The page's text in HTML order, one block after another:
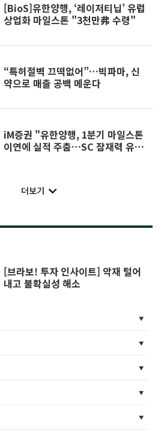
[BioS]유한양행, ‘레이저티닙’ 유럽
상업화 마일스톤 "3천만弗 수령"
“특허절벽 끄떡없어”…빅파마, 신
약으로 매출 공백 메운다
iM증권 "유한양행, 1분기 마일스톤
이연에 실적 주춤…SC 잠재력 유
더보기
[브라보! 투자 인사이트] 악재 털어
내고 불확실성 해소